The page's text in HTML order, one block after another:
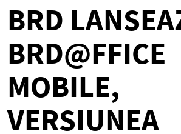
BRD
BRD@FFICE
MOBILE,
VERSIUNEA